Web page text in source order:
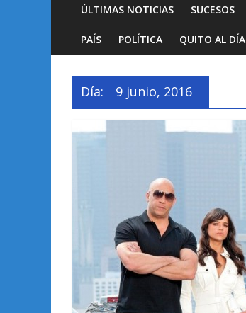
ÚLTIMAS NOTICIAS SUCESOS
PAÍS POLÍTICA QUITO AL DÍA
Día: 9 junio, 2016